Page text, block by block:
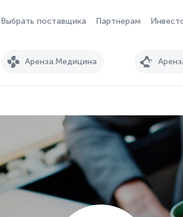
Выбрать поставщика Партнерам
Аренза.Медицина